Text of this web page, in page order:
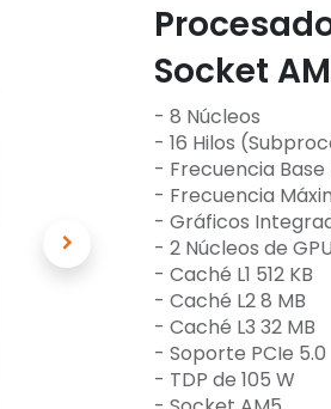
Socket
- 8 Núcleos
- 16 Hilos
- Frecuencia Base
- Frecuencia
- Gráficos
- 2 Núcleos de GPU
- Caché L1 512 KB
- Caché L2 8 MB
- Caché L3 32 MB
- Soporte PCIe 5.0
- TDP de 105 W